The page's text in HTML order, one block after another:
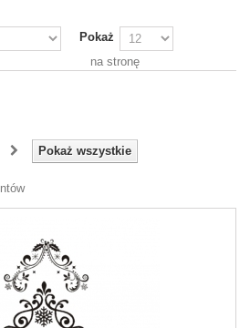
Pokaż
na stronę
Pokaż wszystkie